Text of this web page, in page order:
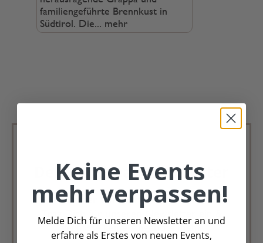
familiengeführte Brennkust in
Südtirol. Die... mehr
Deko Andreas Newsletter
Immer schön, immer aktuell.
verpasse keine Angebote mehr
Keine Events
mehr verpassen!
Melde Dich für unseren Newsletter an und
erfahre als Erstes von neuen Events,